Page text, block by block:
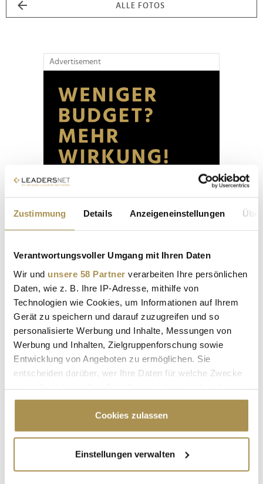
Zustimmung Details Anzeigeneinstellungen
Verantwortungsvoller Umgang mit Ihren Daten
Wir und unsere 58 Partner verarbeiten Ihre persönlichen
Daten, wie z. B. Ihre IP-Adresse, mithilfe von
Technologien wie Cookies, um Informationen auf Ihrem
Gerät zu speichern und darauf zuzugreifen und so
personalisierte Werbung und Inhalte, Messungen von
Werbung und Inhalten, Zielgruppenforschung sowie
Entwicklung von Angeboten zu ermöglichen. Sie
entscheiden darüber, wer Ihre Daten für welche Zwecke
Cookie-Erklärung oder durch Klicken auf das Privacy
Trigger Symbol ändern oder widerrufen
Informationen über Ihre geografische Lage
erfassen, welche bis auf einige Meter genau sein
Cookies zulassen
Einstellungen verwalten
ALLE FOTOS
Advertisement